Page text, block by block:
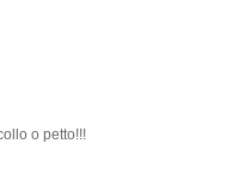
o petto!!!